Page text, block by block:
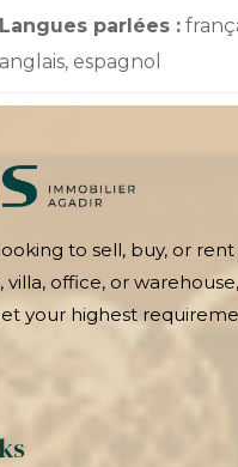
Langues parlées :
anglais, espagnol
to sell, buy, or rent
office, or
your highest